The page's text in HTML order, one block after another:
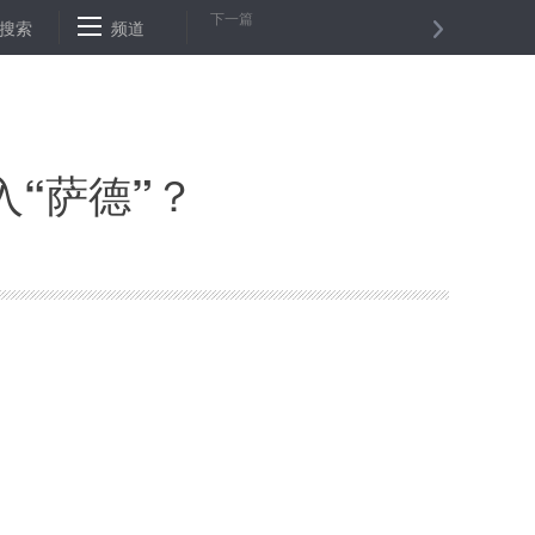
贫困户来“扶贫” 一起敲响幸福门——山东临淄以公益岗位推动贫困户
搜索 频道 下一篇
萨德”？